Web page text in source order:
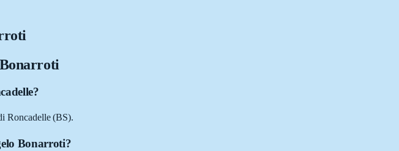
Roncadelle (BS).
Bonarroti?